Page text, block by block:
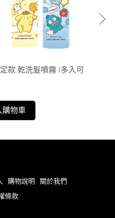
款 乾洗髮噴霧 (多入可
購物車
購物說明
關於我們
條款